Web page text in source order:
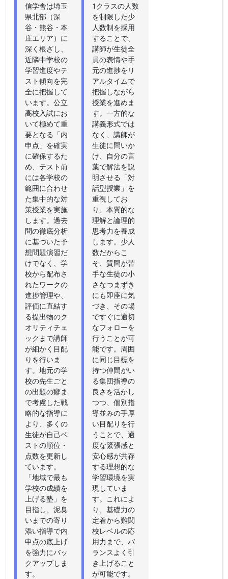
信学舎は埼玉
県北部（深
谷・熊谷・本
庄エリア）に
深く根ざし、
近隣中学校の
学習進度やテ
スト傾向を完
全に把握して
います。公立
高校入試にお
いて極めて重
要となる「内
申点」を確実
に確保するた
め、テスト前
には各学校の
範囲に合わせ
た集中的な対
策授業を実施
します。過去
問の徹底分析
に基づいた予
想問題演習だ
けでなく、学
校から配布さ
れたワークの
進捗管理や、
評価に直結す
る提出物のク
オリティチェ
ックまで講師
が細かく目配
りを行いま
す。地元の学
校の先生ごと
の出題の癖ま
で考慮した戦
略的な指導に
より、多くの
生徒が自己ベ
ストの順位・
点数を更新し
ています。
「地域で最も
学校の成績を
上げる塾」を
目指し、泥臭
いまでの寄り
添い指導で内
申点の底上げ
を強力にバッ
クアップしま
す。
1クラスの人数
を制限した少
人数制を採用
することで、
講師が生徒全
員の表情や手
元の進捗をリ
アルタイムで
把握しながら
授業を進めま
す。一方的な
講義形式では
なく、講師が
生徒に問いか
け、自分の言
葉で解法を説
明させる「対
話型授業」を
重視してお
り、本質的な
理解と論理的
思考力を養成
します。少人
数だからこ
そ、質問が苦
手な生徒の小
さなつまずき
にも即座に気
づき、その場
ですぐに適切
なフォローを
行うことが可
能です。周囲
に同じ目標を
持つ仲間がい
る集団指導の
良さを活かし
つつ、個別指
導並みの手厚
い目配りを行
うことで、適
度な緊張感と
安心感が共存
する理想的な
学習環境を実
現していま
す。これによ
り、基礎力の
定着から難関
校レベルの応
用力まで、バ
ランスよく引
き上げること
が可能です。